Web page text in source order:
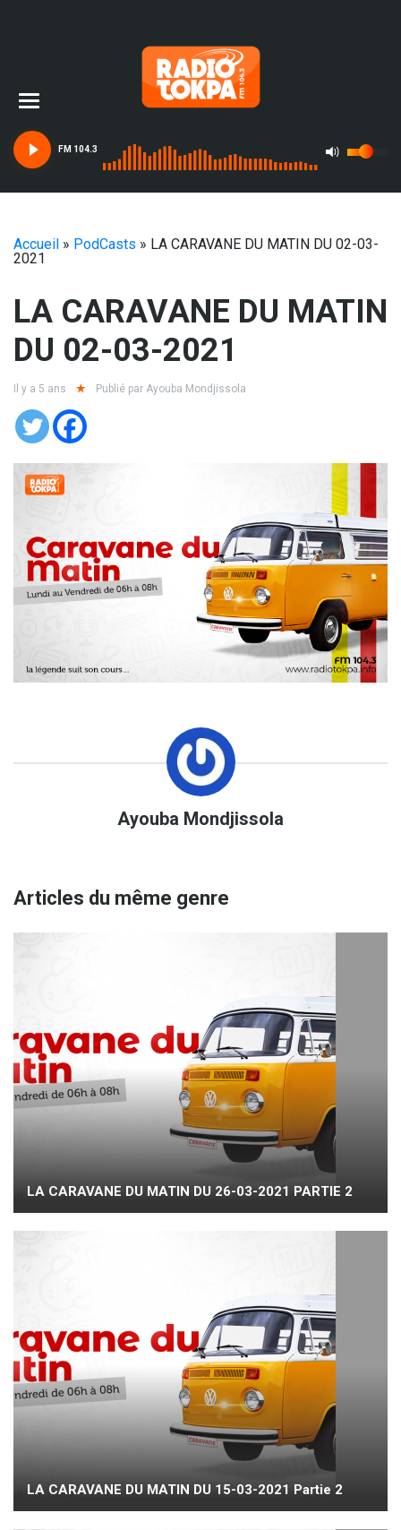
FM 104.3
Accueil » PodCasts » LA CARAVANE DU MATIN DU 02-03-
2021
LA CARAVANE DU MATIN
DU 02-03-2021
Il y a 5 ans Publié par Ayouba Mondjissola
Ayouba Mondjissola
Articles du même genre
LA CARAVANE DU MATIN DU 26-03-2021 PARTIE 2
LA CARAVANE DU MATIN DU 15-03-2021 Partie 2